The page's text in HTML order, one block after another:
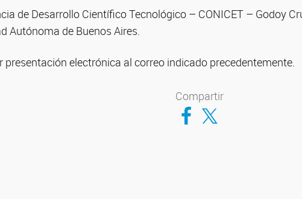
de Desarrollo Científico Tecnológico – CONICET – Godoy
Autónoma de Buenos Aires.
presentación electrónica al correo indicado precedentemente.
Compartir
Compartir en Facebook
Compartir en Twitter